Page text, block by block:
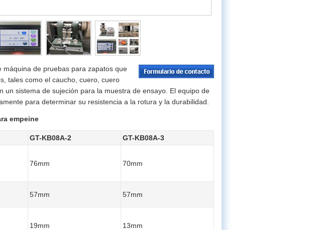
de pruebas para zapatos que
tales como el caucho, cuero, cuero
un sistema de sujeción para la muestra de ensayo. El equipo de
para determinar su resistencia a la rotura y la durabilidad.
empeine
GT-KB08A-2
GT-KB08A-3
76mm 70mm
57mm 57mm
19mm 13mm